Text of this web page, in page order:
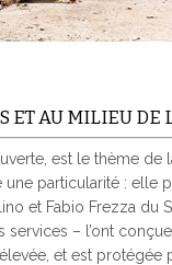
ET AU MILIEU
est le thème de
une particularité :
et Fabio Frezza du
services – l’ont
et est